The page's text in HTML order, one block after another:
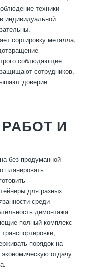
техники
индивидуальной
сортировку металла,
соблюдающие
сотрудников,
доверие
И
без продуманной
планировать
для разных
среди
демонтажа
полный комплекс
порядок на
отдачу